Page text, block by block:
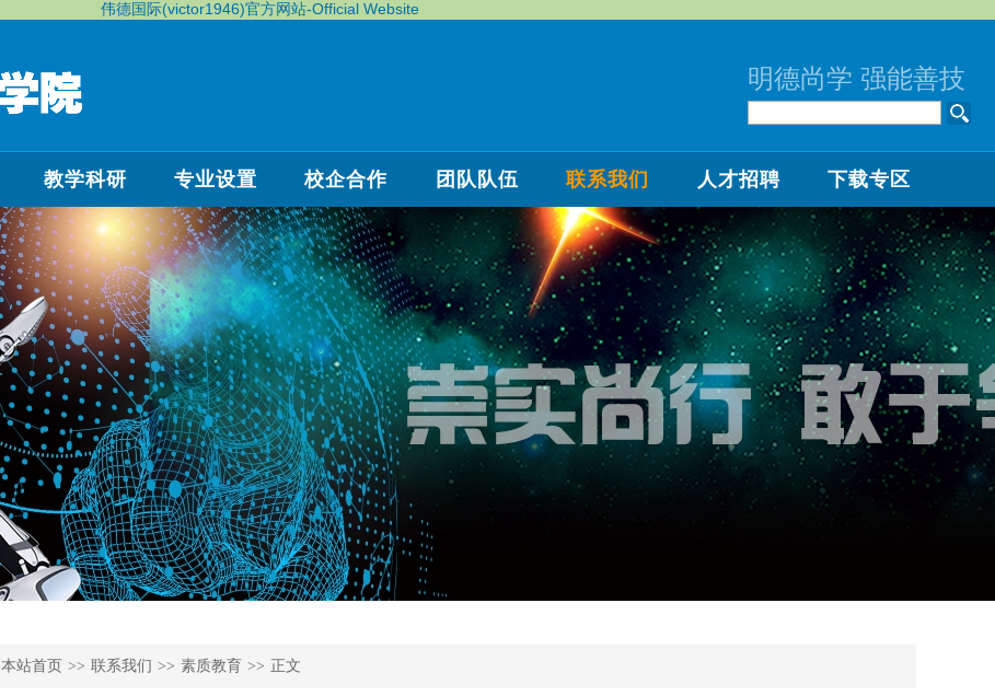
伟德国际(victor1946)官方网站-Official Website
明德尚学 强能善技
教学科研 专业设置 校企合作 团队队伍 联系我们 人才招聘 下载专区
本站首页 >> 联系我们 >> 素质教育 >> 正文